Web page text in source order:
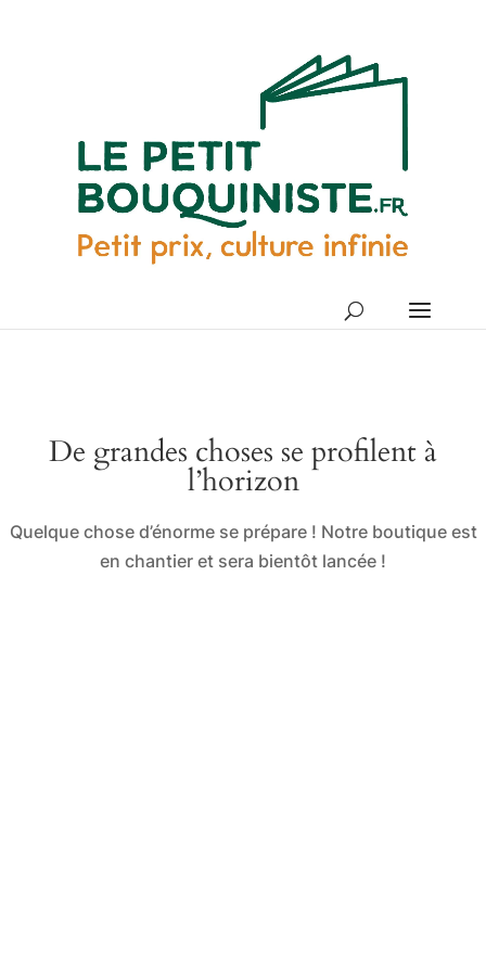
De grandes choses se profilent à
l’horizon
Quelque chose d’énorme se prépare ! Notre boutique est
en chantier et sera bientôt lancée !